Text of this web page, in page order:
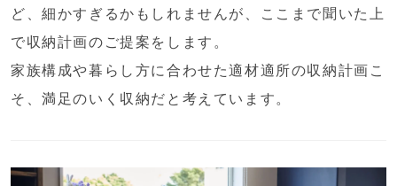
ど、細かすぎるかもしれませんが、ここまで聞いた上
で収納計画のご提案をします。
家族構成や暮らし方に合わせた適材適所の収納計画こ
そ、満足のいく収納だと考えています。